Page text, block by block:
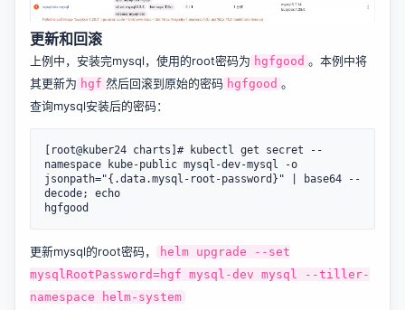
更新和回滚
上例中，安装完mysql，使用的root密码为 hgfgood 。本例中将
其更新为 hgf 然后回滚到原始的密码 hgfgood 。
查询mysql安装后的密码：
[root@kuber24 charts]# kubectl get secret --
namespace kube-public mysql-dev-mysql -o
jsonpath="{.data.mysql-root-password}" | base64 --
decode; echo
更新mysql的root密码，
helm upgrade --set
mysqlRootPassword=hgf mysql-dev mysql --tiller-
namespace helm-system